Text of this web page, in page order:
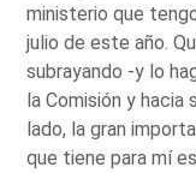
ministerio que
julio de este año.
subrayando -y lo
la Comisión y
lado, la gran
que tiene para mí